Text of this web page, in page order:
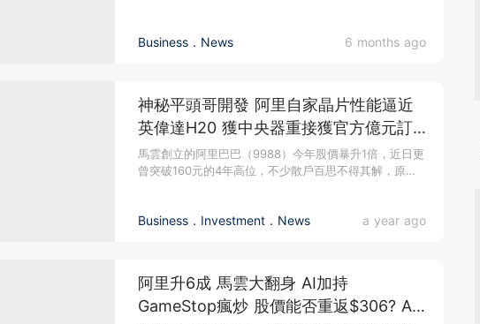
Business．News 6 months ago
Business．Investment．News a year ago
神秘平頭哥開發 阿里自家晶片性能逼近
英偉達H20 獲中央器重接獲官方億元訂
單
馬雲創立的阿里巴巴（9988）今年股價暴升1倍，近日更
曾突破160元的4年高位，不少散戶百思不得其解，原來
阿里升6成 馬雲大翻身 AI加持
GameStop瘋炒 股價能否重返$306? AI